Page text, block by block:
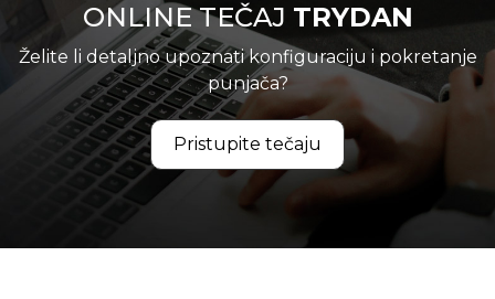
ONLINE TEČAJ TRYDAN
Želite li detaljno upoznati konfiguraciju i pokretanje
punjača?
Pristupite tečaju